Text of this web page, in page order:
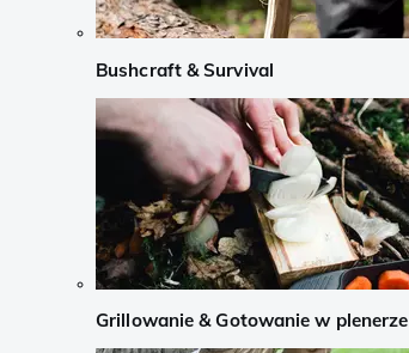
Bushcraft & Survival
Grillowanie & Gotowanie w plenerze